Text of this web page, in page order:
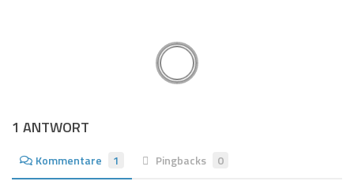
1 ANTWORT
Kommentare 1 Pingbacks 0